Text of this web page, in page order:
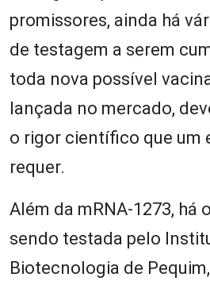
promissores, ainda há
de testagem a serem
toda nova possível
lançada no mercado,
o rigor científico que um
requer.
Além da mRNA-1273, há
sendo testada pelo
Biotecnologia de